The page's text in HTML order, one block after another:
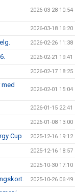
2026-03-28 10:54
2026-03-18 16:20
2026-02-26 11:38
2026-02-21 19:41
2026-02-17 18:25
med
2026-02-01 15:04
2026-01-15 22:41
2026-01-08 13:00
Cup 2025-12-16 19:12
2025-12-16 18:57
2025-10-30 17:10
2025-10-26 06:49